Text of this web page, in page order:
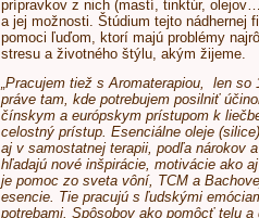
prípravkov z nich (mastí, tinktúr,
a jej možnosti. Štúdium tejto
pomoci ľuďom, ktorí majú problémy
stresu a životného štýlu, akým žijeme.
„Pracujem tiež s Aromaterapiou, len
práve tam, kde potrebujem posilniť
čínskym a európskym prístupom k
celostný prístup. Esenciálne oleje
aj v samostatnej terapii, podľa nárokov
hľadajú nové inšpirácie, motivácie ako
je pomoc zo sveta vôní, TCM a
esencie. Tie pracujú s ľudskými
potrebami. Spôsobov ako pomôcť telu